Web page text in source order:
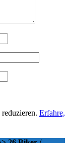
Erfahre,